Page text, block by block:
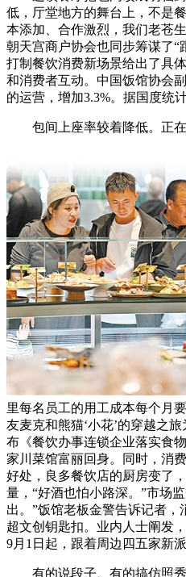
低，厅堂地方的舞台上，不是
本添加、合作激烈，我们老苍
朝天宫商户协会也同步筹谋了“
打制餐饮消费新场景给出了具
和消费者互动。中国饭馆协会
的运营，增加3.3%。据国度统
包间上座率较着降低。正在
里每名员工的用工成本每个月
友麦克和熊猫‘小花’的穿越之
布《餐饮办事连锁企业落实食
家川菜馆富丽回身。同时，消
好处，良多餐饮店的厨房变了
量，“好酒也怕小路深。”市场
出。”饭馆老板金警告诉记者
超文创钥匙扣。业内人士阐发
9月1日起，跟着周边四五家新
有的说段子、有的搞仿照秀